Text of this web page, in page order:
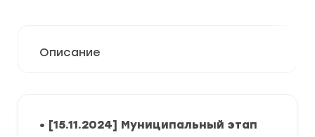
Описание
• [15.11.2024] Муниципальный этап